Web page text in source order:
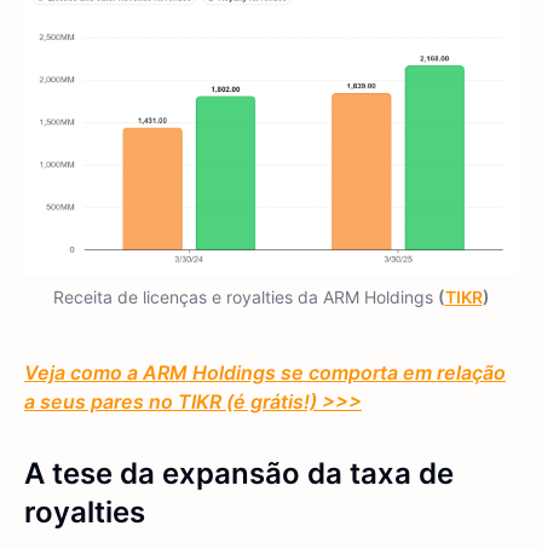
Receita de licenças e royalties da ARM Holdings (TIKR)
Veja como a ARM Holdings se comporta em relação
a seus pares no TIKR (é grátis!) >>>
A tese da expansão da taxa de
royalties